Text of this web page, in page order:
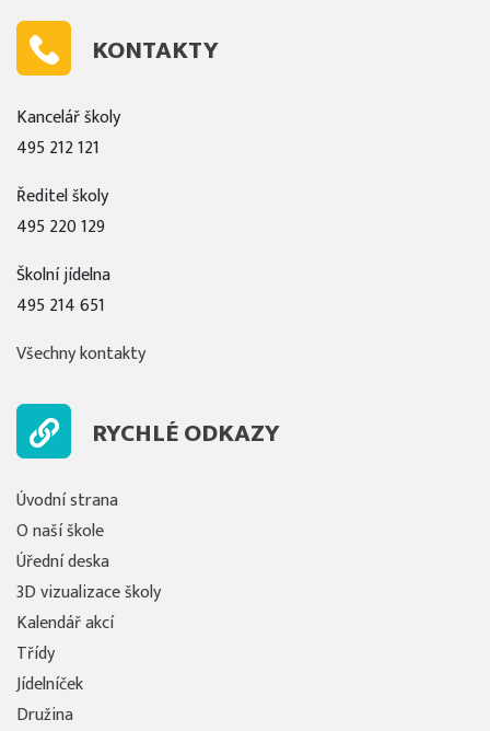
KONTAKTY
Kancelář školy
495 212 121
Ředitel školy
495 220 129
Školní jídelna
495 214 651
Všechny kontakty
RYCHLÉ ODKAZY
Úvodní strana
O naší škole
Úřední deska
3D vizualizace školy
Kalendář akcí
Třídy
Jídelníček
Družina